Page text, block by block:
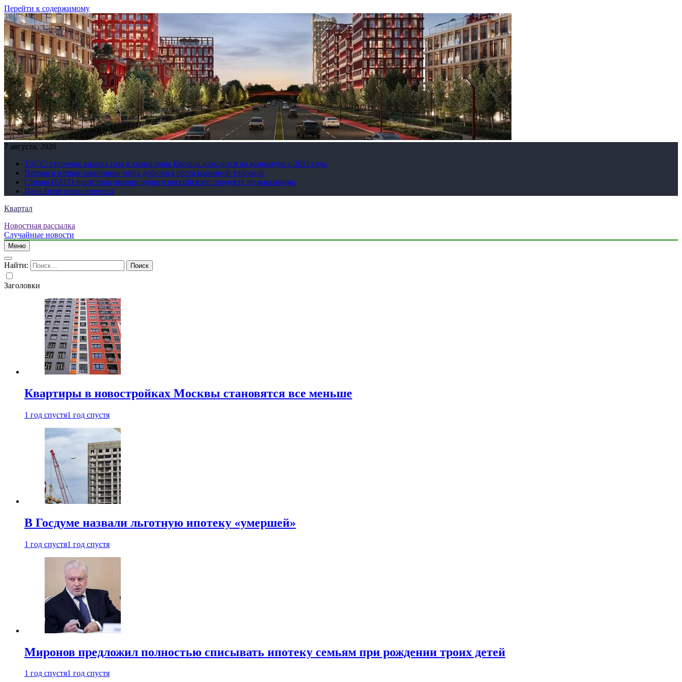
Перейти к содержимому
7 августа, 2026
ТАСС: суточная закачка газа в хранилища Европы находится на минимуме с 2011 года
Первая и вторая экономики мира добились роста взаимной торговли
Страна НАТО нарастила импорт одного российского продукта до максимума
Цена Brent резко взлетела
Квартал
Новостная рассылка
Случайные новости
Меню
Найти:
Заголовки
Квартиры в новостройках Москвы становятся все меньше
1 год спустя1 год спустя
В Госдуме назвали льготную ипотеку «умершей»
1 год спустя1 год спустя
Миронов предложил полностью списывать ипотеку семьям при рождении троих детей
1 год спустя1 год спустя